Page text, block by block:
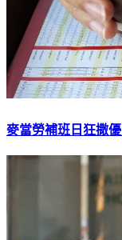
麥當勞補班日狂撒